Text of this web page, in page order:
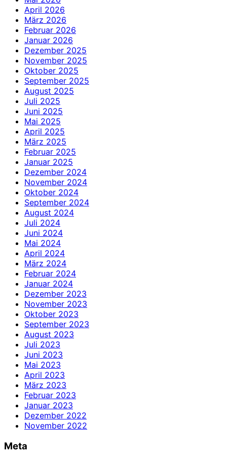
April 2026
März 2026
Februar 2026
Januar 2026
Dezember 2025
November 2025
Oktober 2025
September 2025
August 2025
Juli 2025
Juni 2025
Mai 2025
April 2025
März 2025
Februar 2025
Januar 2025
Dezember 2024
November 2024
Oktober 2024
September 2024
August 2024
Juli 2024
Juni 2024
Mai 2024
April 2024
März 2024
Februar 2024
Januar 2024
Dezember 2023
November 2023
Oktober 2023
September 2023
August 2023
Juli 2023
Juni 2023
Mai 2023
April 2023
März 2023
Februar 2023
Januar 2023
Dezember 2022
November 2022
Meta